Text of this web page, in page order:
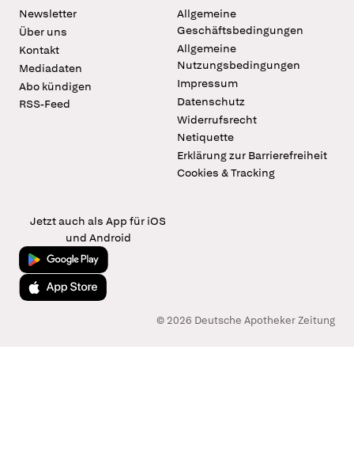
Newsletter
Über uns
Kontakt
Mediadaten
Abo kündigen
RSS-Feed
Allgemeine
Geschäftsbedingungen
Allgemeine
Nutzungsbedingungen
Impressum
Datenschutz
Widerrufsrecht
Netiquette
Erklärung zur Barrierefreiheit
Cookies & Tracking
Jetzt auch als App für iOS
und Android
Jetzt bei Google Play
Laden im App Store
© 2026 Deutsche Apotheker Zeitung